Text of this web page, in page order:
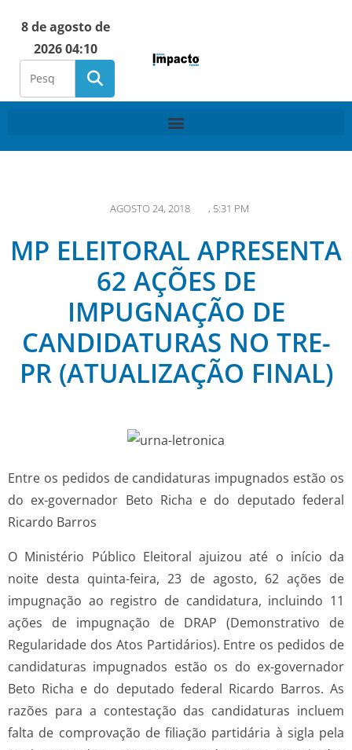
8 de agosto de
2026 04:10
AGOSTO 24, 2018 , 5:31 PM
MP ELEITORAL APRESENTA
62 AÇÕES DE
IMPUGNAÇÃO DE
CANDIDATURAS NO TRE-
PR (ATUALIZAÇÃO FINAL)
Entre os pedidos de candidaturas impugnados estão os
do ex-governador Beto Richa e do deputado federal
Ricardo Barros
O Ministério Público Eleitoral ajuizou até o início da
noite desta quinta-feira, 23 de agosto, 62 ações de
impugnação ao registro de candidatura, incluindo 11
ações de impugnação de DRAP (Demonstrativo de
Regularidade dos Atos Partidários). Entre os pedidos de
candidaturas impugnados estão os do ex-governador
Beto Richa e do deputado federal Ricardo Barros. As
razões para a contestação das candidaturas incluem
falta de comprovação de filiação partidária à sigla pela